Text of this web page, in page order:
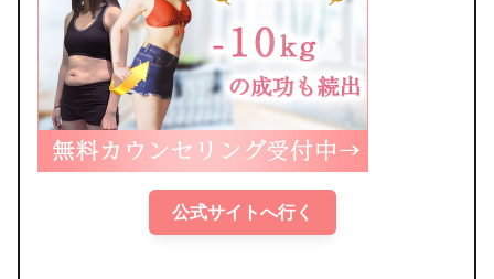
公式サイトへ行く